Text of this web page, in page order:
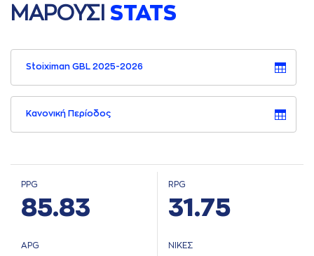
ΜAΡΟΥΣΙ STATS
Stoiximan GBL 2025-2026
Κανονική Περίοδος
PPG
85.83
RPG
31.75
APG ΝΙΚΕΣ